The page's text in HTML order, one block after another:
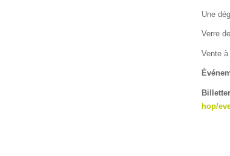
Une
Verre
Vente à
hop/